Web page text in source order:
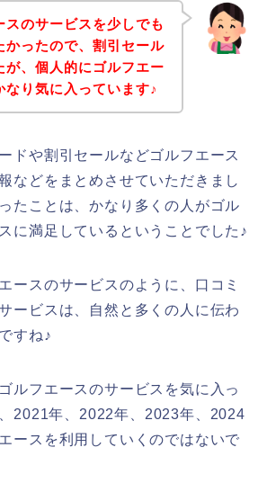
スのサービスを少しでも
かったので、割引セール
が、個人的にゴルフエー
なり気に入っています♪
ドや割引セールなどゴルフエース
などをまとめさせていただきまし
たことは、かなり多くの人がゴル
に満足しているということでした♪
ースのサービスのように、口コミ
ービスは、自然と多くの人に伝わ
すね♪
ルフエースのサービスを気に入っ
2021年、2022年、2023年、2024
ースを利用していくのではないで